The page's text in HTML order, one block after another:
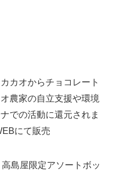
カオからチョコレート
農家の自立支援や環境
での活動に還元されま
にて販売
島屋限定アソートボッ